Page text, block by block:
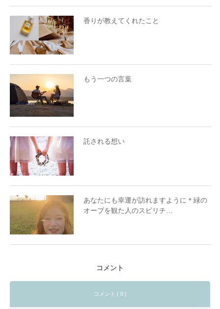
香りが教えてくれたこと
もう一つの言葉
託される想い
あなたにも幸運が訪れますように＊緑の
オーブを観た人のスピリチ…
コメント
コメント ( 0 )